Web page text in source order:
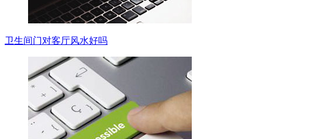
卫生间门对客厅风水好吗